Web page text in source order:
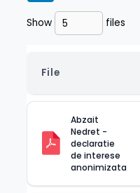
Show files
File
Abzait
Nedret -
declaratie
de interese
anonimizata